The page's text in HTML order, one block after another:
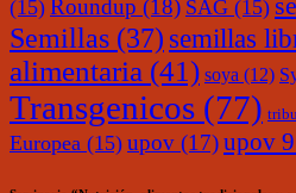
(15) Roundup (18) SAG (15)
Semillas (37) semillas
alimentaria (41) soya (12)
Transgenicos (77)
Europea (15) upov (17)upov